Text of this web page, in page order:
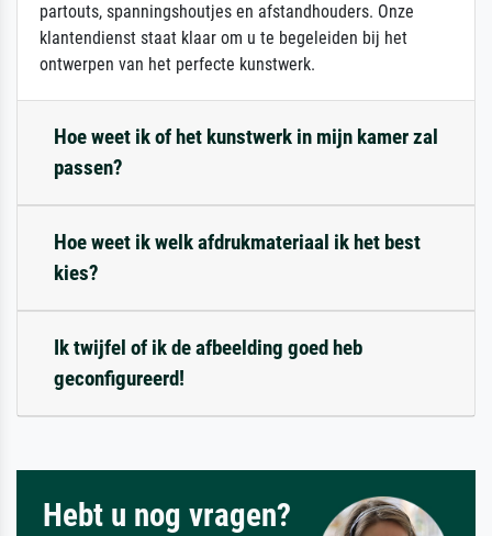
partouts, spanningshoutjes en afstandhouders. Onze
klantendienst staat klaar om u te begeleiden bij het
ontwerpen van het perfecte kunstwerk.
Hoe weet ik of het kunstwerk in mijn kamer zal
passen?
Hoe weet ik welk afdrukmateriaal ik het best
kies?
Ik twijfel of ik de afbeelding goed heb
geconfigureerd!
Hebt u nog vragen?